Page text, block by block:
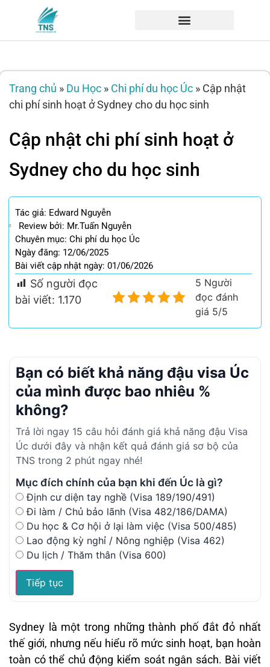
Trang chủ » Du Học » Chi phí du học Úc » Cập nhật
chi phí sinh hoạt ở Sydney cho du học sinh
Cập nhật chi phí sinh hoạt ở
Sydney cho du học sinh
Tác giả: Edward Nguyễn
Review bởi: Mr.Tuấn Nguyễn
Chuyên mục: Chi phí du học Úc
Ngày đăng: 12/06/2025
Bài viết cập nhật ngày: 01/06/2026
Số người đọc
bài viết: 1.170
5 Người
đọc đánh
giá 5/5
Bạn có biết khả năng đậu visa Úc
của mình được bao nhiêu %
không?
Trả lời ngay 15 câu hỏi đánh giá khả năng đậu Visa
Úc dưới đây và nhận kết quả đánh giá sơ bộ của
TNS trong 2 phút ngay nhé!
Mục đích chính của bạn khi đến Úc là gì?
Định cư diện tay nghề (Visa 189/190/491)
Đi làm / Chủ bảo lãnh (Visa 482/186/DAMA)
Du học & Cơ hội ở lại làm việc (Visa 500/485)
Lao động kỳ nghỉ / Nông nghiệp (Visa 462)
Du lịch / Thăm thân (Visa 600)
Tiếp tục
Sydney là một trong những thành phố đắt đỏ nhất
thế giới, nhưng nếu hiểu rõ mức sinh hoạt, bạn hoàn
toàn có thể chủ động kiểm soát ngân sách. Bài viết